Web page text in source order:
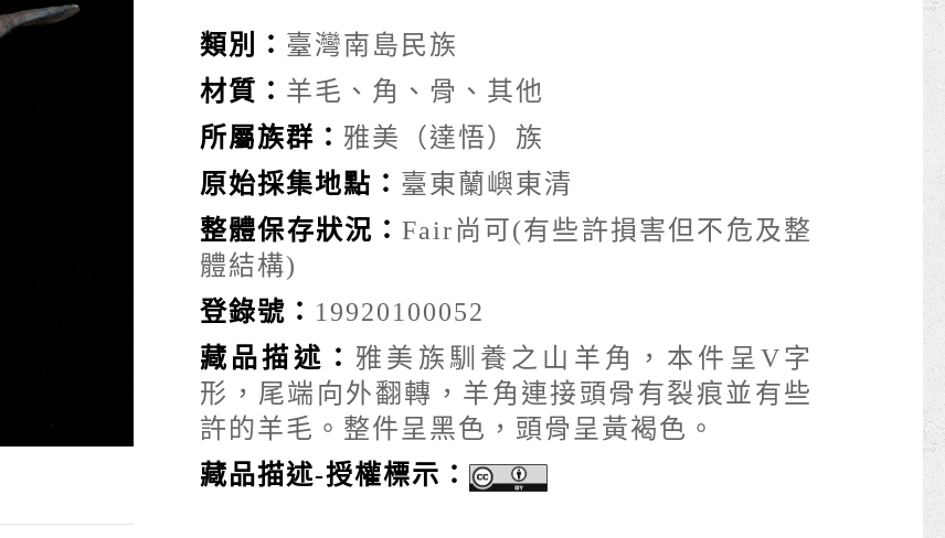
類別： 臺灣南島民族
材質： 羊毛、角、骨、其他
所屬族群： 雅美（達悟）族
原始採集地點： 臺東蘭嶼東清
整體保存狀況：Fair尚可(有些許損害但不危及整
體結構)
登錄號： 19920100052
藏品描述： 雅美族馴養之山羊角，本件呈V字
形，尾端向外翻轉，羊角連接頭骨有裂痕並有些
許的羊毛。整件呈黑色，頭骨呈黃褐色。
藏品描述-授權標示：